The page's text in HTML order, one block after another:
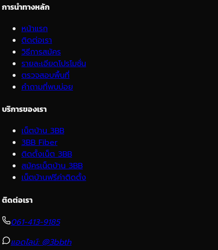
การนำทางหลัก
หน้าแรก
ติดต่อเรา
วิธีการสมัคร
รายละเอียดโปรโมชั่น
ตรวจสอบพื้นที่
คำถามที่พบบ่อย
บริการของเรา
เน็ตบ้าน 3BB
3BB Fiber
ติดตั้งเน็ต 3BB
สมัครเน็ตบ้าน 3BB
เน็ตบ้านฟรีค่าติดตั้ง
ติดต่อเรา
061-413-9185
แอดไลน์: @3bbth